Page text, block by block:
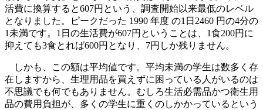
活費に換算すると607円という、調査開始以来最低のレベル
となりました。ピークだった 1990 年度 の1日2460 円の4分の
1未満です。1日の生活費が607円ということは、1食200円に
抑えても3食とれば600円となり、7円しか残りません。
しかも、この額は平均値です。平均未満の学生は数多く存
在しますから、生理用品を買えずに困っている人がいるのは
不思議でも何でもありません。むしろ生活必需品かつ衛生用
品の費用負担が、多くの学生に重くのしかかっているという